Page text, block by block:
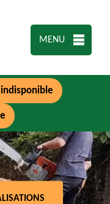
MENU
indisponible